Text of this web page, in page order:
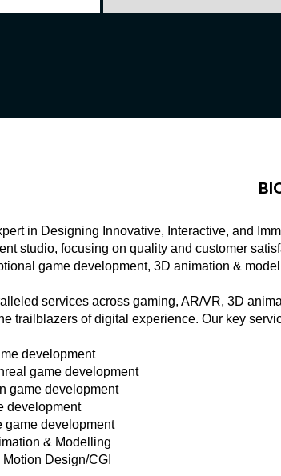
in Designing Innovative, Interactive, and
studio, focusing on quality and customer
game development, 3D animation &
services across gaming, AR/VR, 3D
trailblazers of digital experience. Our key
development
game development
game development
development
game development
& Modelling
Design/CGI